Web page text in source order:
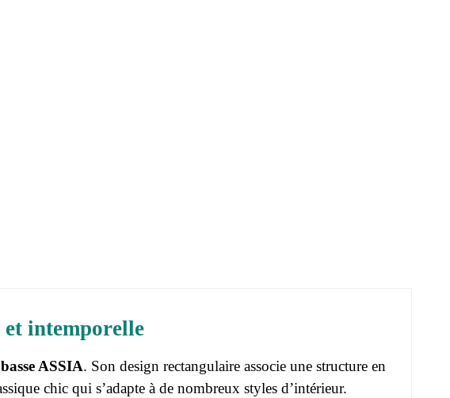
et intemporelle
ASSIA. Son design rectangulaire associe une structure en
chic qui s’adapte à de nombreux styles d’intérieur.